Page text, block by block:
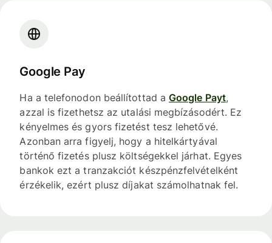
Google Pay
Ha a telefonodon beállítottad a Google Payt,
azzal is fizethetsz az utalási megbízásodért. Ez
kényelmes és gyors fizetést tesz lehetővé.
Azonban arra figyelj, hogy a hitelkártyával
történő fizetés plusz költségekkel járhat. Egyes
bankok ezt a tranzakciót készpénzfelvételként
érzékelik, ezért plusz díjakat számolhatnak fel.